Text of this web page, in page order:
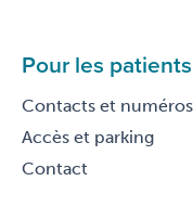
Pour les patients
Contacts et
Accès et parking
Contact